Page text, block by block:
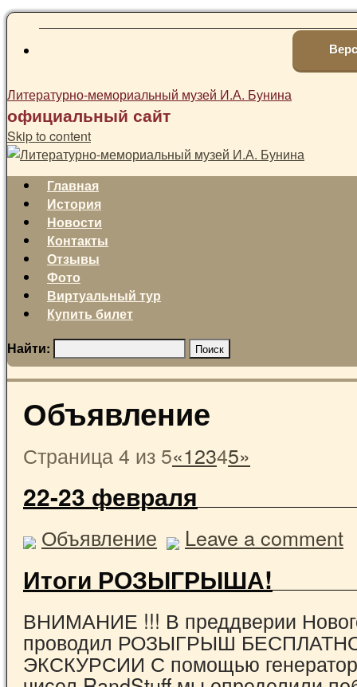
Литературно-мемориальный музей И.А. Бунина
официальный сайт
Skip to content
Главная
История
Новости
Контакты
Отзывы
Фото
Виртуальный тур
Купить билет
Найти:
Объявление
Страница 4 из 5«12345»
22-23 февраля
Объявление Leave a comment
Итоги РОЗЫГРЫША!
ВНИМАНИЕ !!! В преддверии
проводил РОЗЫГРЫШ
ЭКСКУРСИИ С помощью